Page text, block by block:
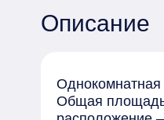
Описание
Общая площадь